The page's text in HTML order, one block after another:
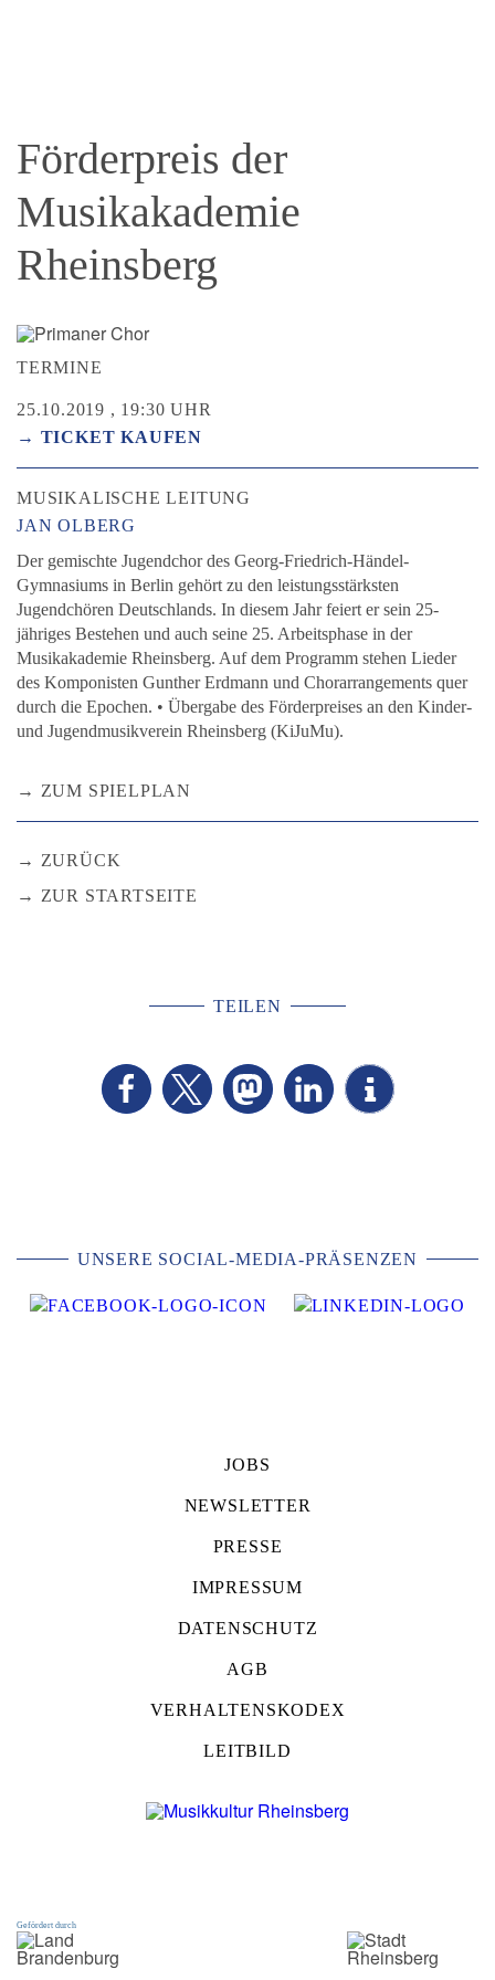
Förderpreis der
Musikakademie
Rheinsberg
TERMINE
25.10.2019 , 19:30 UHR
→ TICKET KAUFEN
MUSIKALISCHE LEITUNG
JAN OLBERG
Der gemischte Jugendchor des Georg-Friedrich-Händel-
Gymnasiums in Berlin gehört zu den leistungsstärksten
Jugendchören Deutschlands. In diesem Jahr feiert er sein 25-
jähriges Bestehen und auch seine 25. Arbeitsphase in der
Musikakademie Rheinsberg. Auf dem Programm stehen Lieder
des Komponisten Gunther Erdmann und Chorarrangements quer
durch die Epochen. • Übergabe des Förderpreises an den Kinder-
und Jugendmusikverein Rheinsberg (KiJuMu).
ZUM SPIELPLAN
ZURÜCK
ZUR STARTSEITE
TEILEN
UNSERE SOCIAL-MEDIA-PRÄSENZEN
JOBS
NEWSLETTER
PRESSE
IMPRESSUM
DATENSCHUTZ
AGB
VERHALTENSKODEX
LEITBILD
Gefördert durch